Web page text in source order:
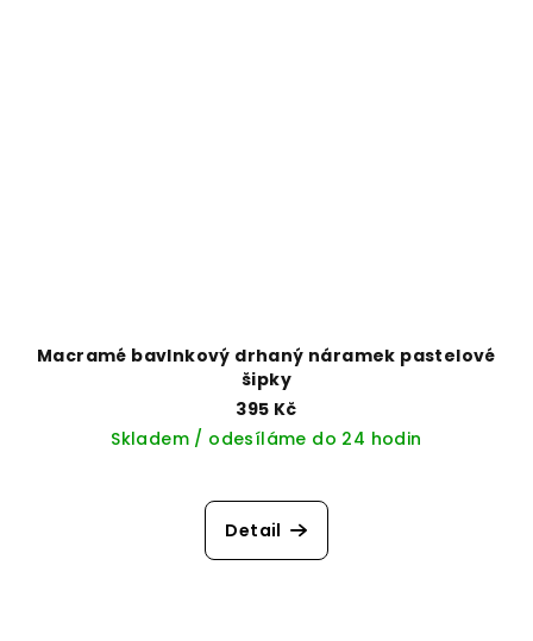
Macramé bavlnkový drhaný náramek pastelové
šipky
395 Kč
Skladem / odesíláme do 24 hodin
Detail